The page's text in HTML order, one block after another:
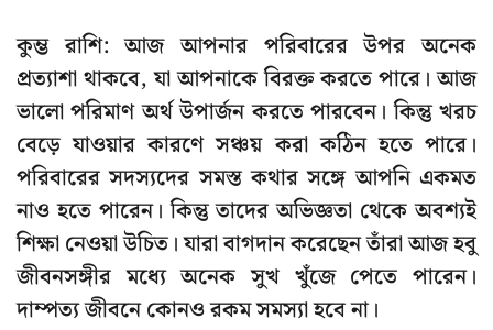
কুম্ভ রাশি: আজ আপনার পরিবারের উপর অনেক
প্রত্যাশা থাকবে, যা আপনাকে বিরক্ত করতে পারে। আজ
ভালো পরিমাণ অর্থ উপার্জন করতে পারবেন। কিন্তু খরচ
বেড়ে যাওয়ার কারণে সঞ্চয় করা কঠিন হতে পারে।
পরিবারের সদস্যদের সমস্ত কথার সঙ্গে আপনি একমত
নাও হতে পারেন। কিন্তু তাদের অভিজ্ঞতা থেকে অবশ্যই
শিক্ষা নেওয়া উচিত। যারা বাগদান করেছেন তাঁরা আজ হবু
জীবনসঙ্গীর মধ্যে অনেক সুখ খুঁজে পেতে পারেন।
দাম্পত্য জীবনে কোনও রকম সমস্যা হবে না।